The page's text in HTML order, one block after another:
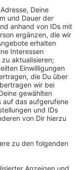
den
Verkaufstag
hat die
gesagt. Die
oder online
Rhein-Ruhr
beliebt wird.
jede oder jeder
kaufen. Das
und
NRW einsetzen.
erste